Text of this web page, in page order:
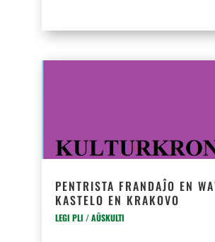
PENTRISTA FRANDAĴO EN
KASTELO EN KRAKOVO
LEGI PLI / AŬSKULTI